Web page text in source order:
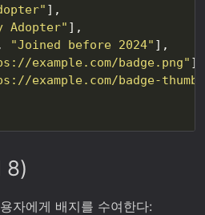
Adopter"
"Joined before 2024"
example.com/badge.png"
example.com/badge-
8)
자에게 배지를 수여한다: